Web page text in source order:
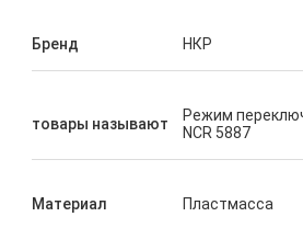
Марина
Их обслуживание очень хорошо,
Бренд НКР
товары называют
Режим
NCR 5887
Материал Пластмасса